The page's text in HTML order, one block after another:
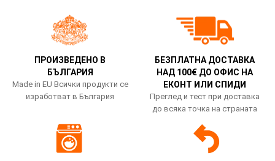
ПРОИЗВЕДЕНО В
БЪЛГАРИЯ
Made in EU Всички продукти се
изработват в България
БЕЗПЛАТНА ДОСТАВКА
НАД 100€ ДО ОФИС НА
ЕКОНТ ИЛИ СПИДИ
Преглед и тест при доставка
до всяка точка на страната